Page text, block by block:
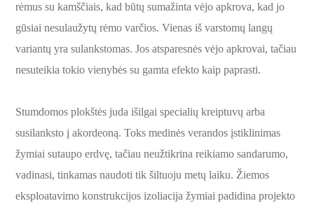
rėmus su kamščiais, kad būtų sumažinta vėjo apkrova, kad jo
gūsiai nesulaužytų rėmo varčios. Vienas iš varstomų langų
variantų yra sulankstomas. Jos atsparesnės vėjo apkrovai, tačiau
nesuteikia tokio vienybės su gamta efekto kaip paprasti.
Stumdomos plokštės juda išilgai specialių kreiptuvų arba
susilanksto į akordeoną. Toks medinės verandos įstiklinimas
žymiai sutaupo erdvę, tačiau neužtikrina reikiamo sandarumo,
vadinasi, tinkamas naudoti tik šiltuoju metų laiku. Žiemos
eksploatavimo konstrukcijos izoliacija žymiai padidina projekto